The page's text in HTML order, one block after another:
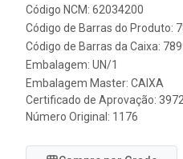
Código NCM: 62034200
Código de Barras do Produto:
Código de Barras da Caixa:
Embalagem: UN/1
Embalagem Master: CAIXA
Certificado de Aprovação:
Número Original: 1176